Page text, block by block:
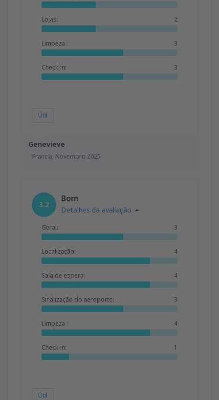
Genevieve
Francia, Novembro 2025
Lojas: 2
Limpeza : 3
Check-in: 3
Útil
3.2
Bom
Detalhes da avaliação
Geral: 3
Localização: 4
Sala de espera: 4
Sinalização do aeroporto: 3
Limpeza : 4
Check-in: 1
Útil